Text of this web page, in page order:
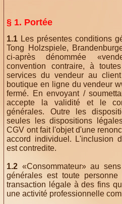
§ 1. Portée
1.1 Les présentes conditions
Tong Holzspiele,
ci-après dénommée
convention contraire, à
services du vendeur au
boutique en ligne du vendeur
fermé. En envoyant /
accepte la validité et le
générales. Outre les
seules les dispositions
CGV ont fait l'objet d'une
accord individuel. L'inclusion
est contredite.
1.2 «Consommateur» au
générales est toute
transaction légale à des fins
une activité professionnelle